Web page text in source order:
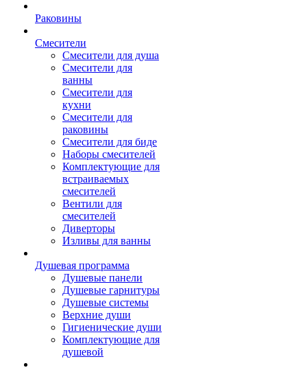
Раковины
Смесители
Смесители для душа
Смесители для
ванны
Смесители для
кухни
Смесители для
раковины
Смесители для биде
Наборы смесителей
Комплектующие для
встраиваемых
смесителей
Вентили для
смесителей
Диверторы
Изливы для ванны
Душевая программа
Душевые панели
Душевые гарнитуры
Душевые системы
Верхние души
Гигиенические души
Комплектующие для
душевой